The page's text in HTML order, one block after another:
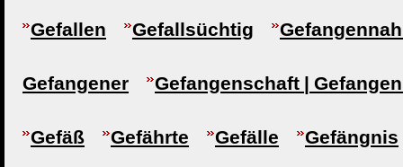
Gefallen Gefallsüchtig
Gefangener Gefangenschaft |
Gefäß Gefährte Gefälle Gefängnis